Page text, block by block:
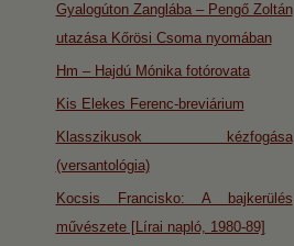
Gyalogúton Zanglába – Pengő Zoltán
utazása Kőrösi Csoma nyomában
Hm – Hajdú Mónika fotórovata
Kis Elekes Ferenc-breviárium
Klasszikusok kézfogása
(versantológia)
Kocsis Francisko: A bajkerülés
művészete [Lírai napló, 1980-89]